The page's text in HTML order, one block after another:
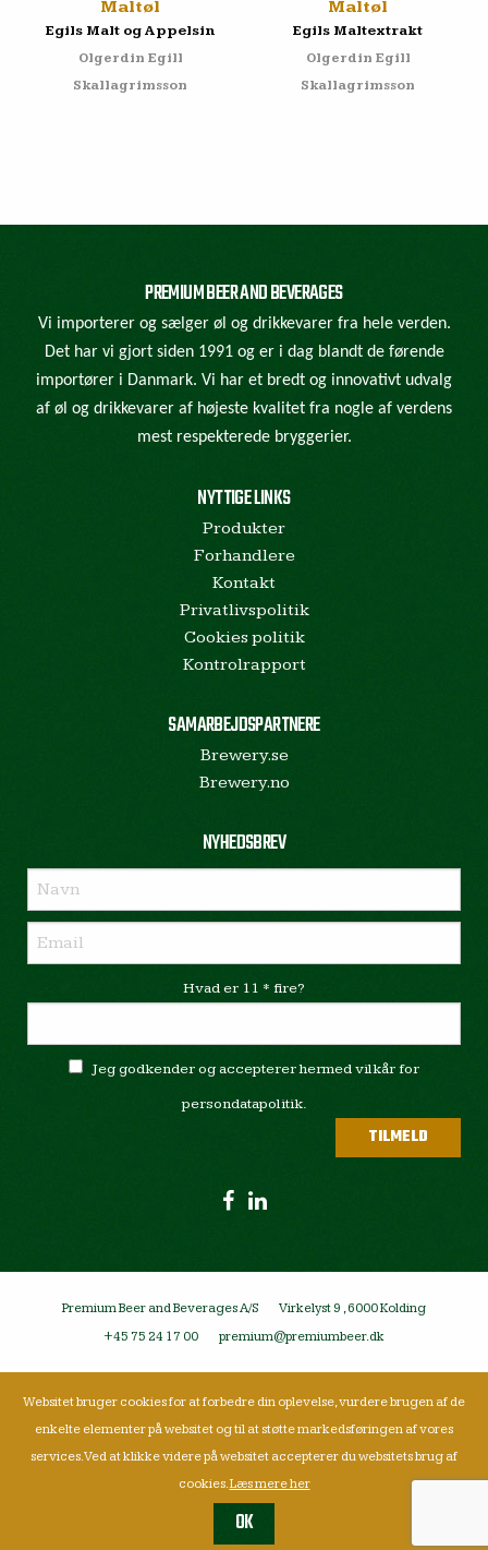
Maltøl
Egils Malt og Appelsin
Olgerdin Egill
Skallagrimsson
Maltøl
Egils Maltextrakt
Olgerdin Egill
Skallagrimsson
PREMIUM BEER AND BEVERAGES
Vi importerer og sælger øl og drikkevarer fra hele verden.
Det har vi gjort siden 1991 og er i dag blandt de førende
importører i Danmark. Vi har et bredt og innovativt udvalg
af øl og drikkevarer af højeste kvalitet fra nogle af verdens
mest respekterede bryggerier.
NYTTIGE LINKS
Produkter
Forhandlere
Kontakt
Privatlivspolitik
Cookies politik
Kontrolrapport
SAMARBEJDSPARTNERE
Brewery.se
Brewery.no
NYHEDSBREV
Hvad er 11 * fire?
Jeg godkender og accepterer hermed vilkår for
persondatapolitik.
Premium Beer and Beverages A/S
Virkelyst 9 , 6000 Kolding
+45 75 24 17 00
premium@premiumbeer.dk
Websitet bruger cookies for at forbedre din oplevelse, vurdere brugen af de
enkelte elementer på websitet og til at støtte markedsføringen af vores
services. Ved at klikke videre på websitet accepterer du websitets brug af
cookies.Læs mere her
OK